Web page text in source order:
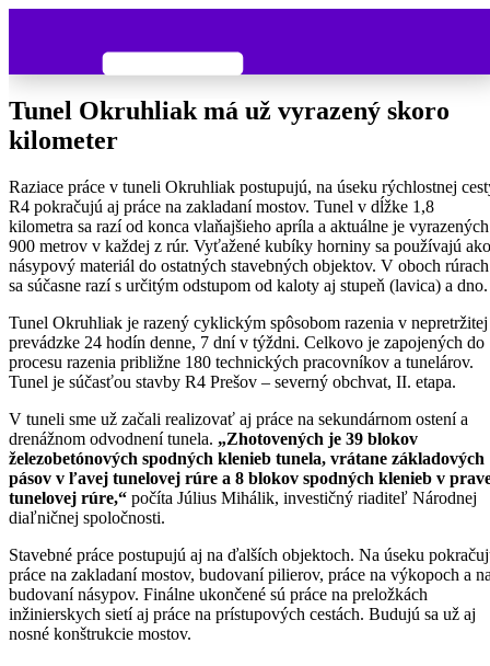
Tunel Okruhliak má už vyrazený skoro
kilometer
Raziace práce v tuneli Okruhliak postupujú, na úseku rýchlostnej
R4 pokračujú aj práce na zakladaní mostov. Tunel v dĺžke 1,8
kilometra sa razí od konca vlaňajšieho apríla a aktuálne je vyrazených
900 metrov v každej z rúr. Vyťažené kubíky horniny sa používajú ako
násypový materiál do ostatných stavebných objektov. V oboch rúrach
sa súčasne razí s určitým odstupom od kaloty aj stupeň (lavica) a dno.
Tunel Okruhliak je razený cyklickým spôsobom razenia v nepretržitej
prevádzke 24 hodín denne, 7 dní v týždni. Celkovo je zapojených do
procesu razenia približne 180 technických pracovníkov a tunelárov.
Tunel je súčasťou stavby R4 Prešov – severný obchvat, II. etapa.
V tuneli sme už začali realizovať aj práce na sekundárnom ostení a
drenážnom odvodnení tunela. „Zhotovených je 39 blokov
železobetónových spodných klenieb tunela, vrátane základových
pásov v ľavej tunelovej rúre a 8 blokov spodných klenieb v
tunelovej rúre,“ počíta Július Mihálik, investičný riaditeľ Národnej
diaľničnej spoločnosti.
Stavebné práce postupujú aj na ďalších objektoch. Na úseku
práce na zakladaní mostov, budovaní pilierov, práce na výkopoch a
budovaní násypov. Finálne ukončené sú práce na preložkách
inžinierskych sietí aj práce na prístupových cestách. Budujú sa už aj
nosné konštrukcie mostov.